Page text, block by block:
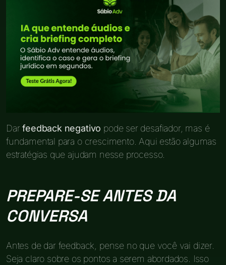
Darfeedback negativo pode ser desafiador, mas é
fundamental para o crescimento. Aqui estão algumas
estratégias que ajudam nesse processo.
PREPARE-SE ANTES DA
CONVERSA
Antes de dar feedback, pense no que você vai dizer.
Seja claro sobre os pontos a serem abordados. Isso